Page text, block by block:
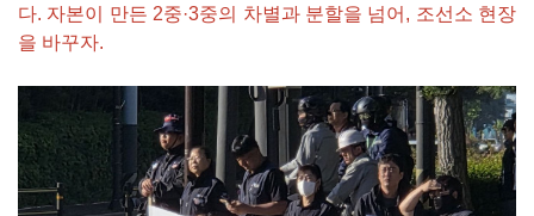
다. 자본이 만든 2중·3중의 차별과 분할을 넘어, 조선소 현장
을 바꾸자.